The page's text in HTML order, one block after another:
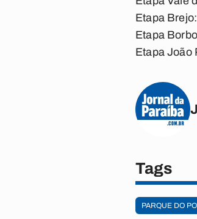
Etapa
Etapa
Etapa João
Tags
PARQUE DO